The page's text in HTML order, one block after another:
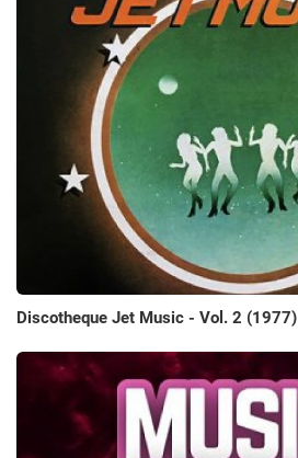
Discotheque Jet Music - Vol. 2 (1977)